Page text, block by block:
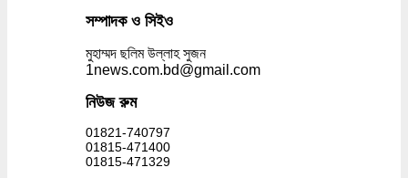
সম্পাদক ও সিইও
মুহাম্মদ ছলিম উল্লাহ সুজন
1news.com.bd@gmail.com
নিউজ রুম
01821-740797
01815-471400
01815-471329